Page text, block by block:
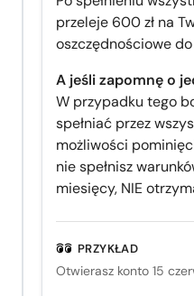
przeleje 600 zł na
oszczędnościowe
A jeśli zapomnę o
W przypadku tego
spełniać przez
możliwości
nie spełnisz
miesięcy, NIE
PRZYKŁAD
Otwierasz konto 15